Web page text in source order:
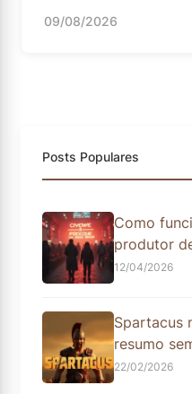
09/08/2026
Posts Populares
Como
produtor
12/04/2026
Spartacus
resumo
22/02/2026